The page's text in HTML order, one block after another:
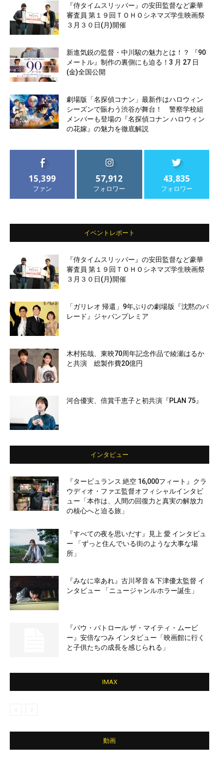
『侍タイムスリッパー』の安田監督など豪華
審査員 第１９回ＴＯＨＯシネマズ学生映画祭
３月３０日(月)開催
新進気鋭の監督・中川駿の魅力とは！？ 『90
メートル』制作の裏側にも迫る！3 月 27 日
(金)全国公開
劇場版「名探偵コナン」最新作はハロウィン
シーズンで賑わう渋谷が舞台！ 警察学校組
メンバーも登場の『名探偵コナン ハロウィン
の花嫁』の魅力を徹底解説
15,399
ファン
57,912
フォロワー
43,835
フォロワー
イベントレポート
『侍タイムスリッパー』の安田監督など豪華
審査員 第１９回ＴＯＨＯシネマズ学生映画祭
３月３０日(月)開催
「ガリレオ 帰還」9年ぶりの劇場版『沈黙のパ
レード』ジャパンプレミア
木村拓哉、東映70周年記念作品で綾瀬はるか
と共演 総製作費20億円
河合優実、倍賞千恵子と初共演『PLAN 75』
インタビュー
『タービュランス 絶空 16,000フィート』クラ
ウディオ・ファエ監督オフィシャルインタビ
ュー「本作は、人間の回復力と真実の解放力
の核心へと迫る旅」
『すべての夜を思いだす』見上 愛 インタビュ
ー 「ずっと住んでいる街のような大事な場
所」
『みなに幸あれ』古川琴音＆下津優太監督 イ
ンタビュー 「ニュージャンルホラー誕生」
『パウ・パトロール ザ・マイティ・ムービ
ー』安倍なつみ インタビュー「映画館に行く
と子供たちの成長を感じられる」
IMAX
動画